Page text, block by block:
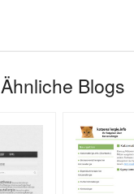
Ähnliche Blogs